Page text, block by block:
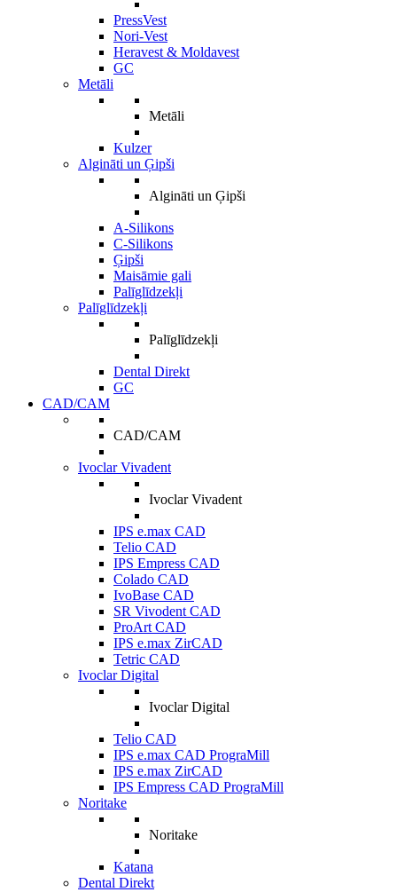
PressVest
Nori-Vest
Heravest & Moldavest
GC
Metāli
Metāli
Kulzer
Algināti un Ģipši
Algināti un Ģipši
A-Silikons
C-Silikons
Ģipši
Maisāmie gali
Palīglīdzekļi
Palīglīdzekļi
Palīglīdzekļi
Dental Direkt
GC
CAD/CAM
CAD/CAM
Ivoclar Vivadent
Ivoclar Vivadent
IPS e.max CAD
Telio CAD
IPS Empress CAD
Colado CAD
IvoBase CAD
SR Vivodent CAD
ProArt CAD
IPS e.max ZirCAD
Tetric CAD
Ivoclar Digital
Ivoclar Digital
Telio CAD
IPS e.max CAD PrograMill
IPS e.max ZirCAD
IPS Empress CAD PrograMill
Noritake
Noritake
Katana
Dental Direkt